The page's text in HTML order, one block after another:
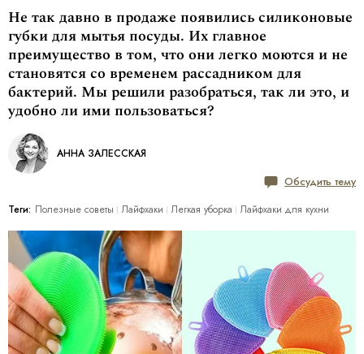
Не так давно в продаже появились силиконовые
губки для мытья посуды. Их главное
преимущество в том, что они легко моются и не
становятся со временем рассадником для
бактерий. Мы решили разобраться, так ли это, и
удобно ли ими пользоваться?
АННА ЗАЛЕССКАЯ
Обсудить тему
Теги: Полезные советы Лайфхаки Легкая уборка Лайфхаки для кухни